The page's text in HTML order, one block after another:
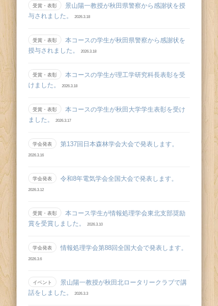
受賞・表彰
景山陽一教授が秋田県警察から感謝状を授
与されました。
2026.3.18
受賞・表彰
本コースの学生が秋田県警察から感謝状を
授与されました。
2026.3.18
受賞・表彰
本コースの学生が理工学研究科長表彰を受
けました。
2026.3.18
受賞・表彰
本コースの学生が秋田大学学生表彰を受け
ました。
2026.3.17
学会発表 第137回日本森林学会大会で発表します。
2026.3.16
学会発表 令和8年電気学会全国大会で発表します。
2026.3.12
受賞・表彰
本コース学生が情報処理学会東北支部奨励
賞を受賞しました。
2026.3.10
学会発表 情報処理学会第88回全国大会で発表します。
2026.3.6
イベント
景山陽一教授が秋田北ロータリークラブで講
話をしました。
2026.3.3